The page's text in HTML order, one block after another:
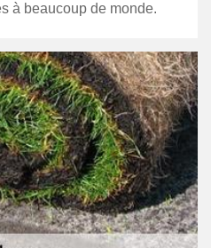
à beaucoup de monde.